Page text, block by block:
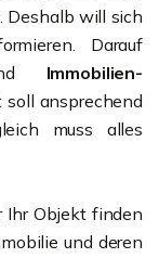
Deshalb will sich
Darauf
Immobilien-
ansprechend
muss alles
Ihr Objekt finden
und deren